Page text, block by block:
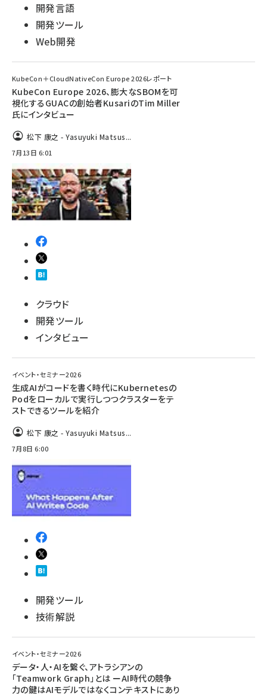
開発言語
開発ツール
Web開発
KubeCon＋CloudNativeCon Europe 2026レポート
KubeCon Europe 2026、膨大なSBOMを可
視化するGUACの創始者KusariのTim Miller
氏にインタビュー
松下 康之 - Yasuyuki Matsus...
7月13日 6:01
クラウド
開発ツール
インタビュー
イベント・セミナー2026
生成AIがコードを書く時代にKubernetesの
Podをローカルで実行しつつクラスターをテ
ストできるツールを紹介
松下 康之 - Yasuyuki Matsus...
7月8日 6:00
開発ツール
技術解説
イベント・セミナー2026
データ・人・AIを繋ぐ、アトラシアンの
「Teamwork Graph」とは ーAI時代の競争
力の鍵はAIモデルではなくコンテキストにあり